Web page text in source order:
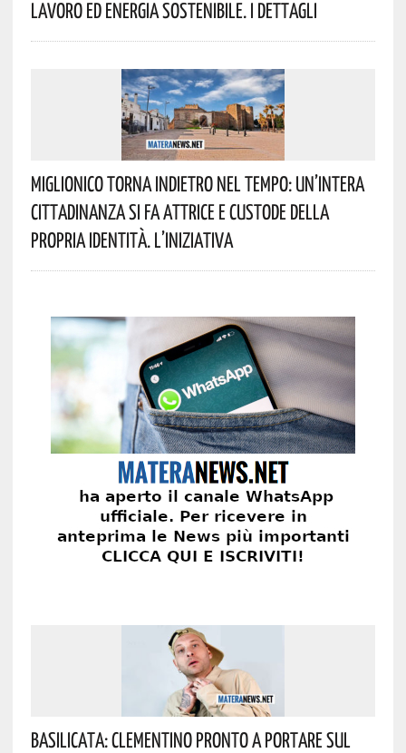
Lavoro Ed Energia Sostenibile. I Dettagli
Miglionico Torna Indietro Nel Tempo: Un’intera
Cittadinanza Si Fa Attrice E Custode Della
Propria Identità. L’iniziativa
Basilicata: Clementino Pronto A Portare Sul